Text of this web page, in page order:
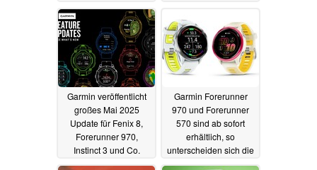
27.06.2025
Garmin veröffentlicht
großes Mai 2025
Update für Fenix 8,
Forerunner 970,
Instinct 3 und Co.
22.05.2025
Garmin Forerunner
970 und Forerunner
570 sind ab sofort
erhältlich, so
unterscheiden sich die
Smartwatches21.05.2025